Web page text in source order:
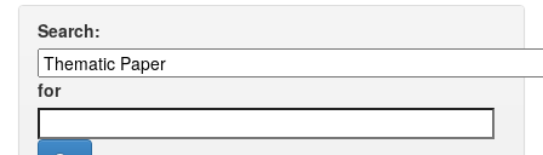
Search:
for